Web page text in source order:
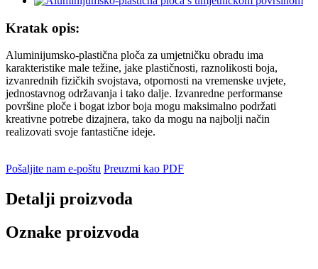
Kratak opis:
Aluminijumsko-plastična ploča za umjetničku obradu ima
karakteristike male težine, jake plastičnosti, raznolikosti boja,
izvanrednih fizičkih svojstava, otpornosti na vremenske uvjete,
jednostavnog održavanja i tako dalje. Izvanredne performanse
površine ploče i bogat izbor boja mogu maksimalno podržati
kreativne potrebe dizajnera, tako da mogu na najbolji način
realizovati svoje fantastične ideje.
Pošaljite nam e-poštu Preuzmi kao PDF
Detalji proizvoda
Oznake proizvoda